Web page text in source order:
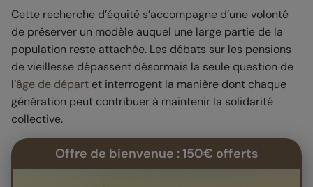
Cette recherche d’équité s’accompagne d’une volonté
de préserver un modèle auquel une large partie de la
population reste attachée. Les débats sur les pensions
de vieillesse dépassent désormais la seule question de
l’âge de départ et interrogent la manière dont chaque
génération peut contribuer à maintenir la solidarité
collective.
Offre de bienvenue : 150€ offerts